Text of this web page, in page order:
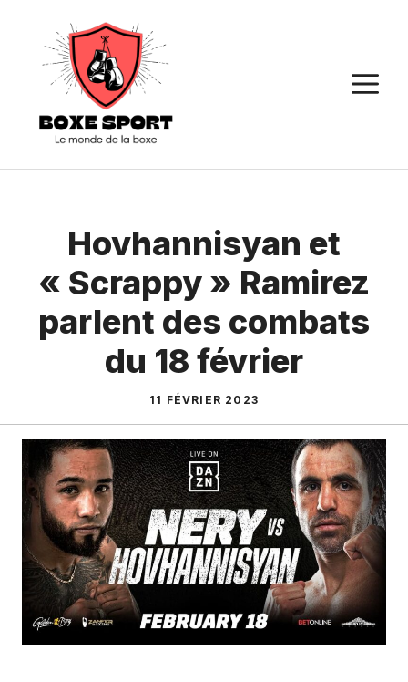
contenu
Hovhannisyan et
« Scrappy » Ramirez
parlent des combats
du 18 février
11 FÉVRIER 2023